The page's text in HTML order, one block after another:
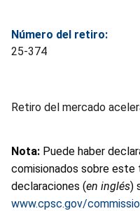
Número del retiro:
25-374
Retiro del mercado
Nota: Puede haber
comisionados sobre este
declaraciones (en inglés)
www.cpsc.gov/